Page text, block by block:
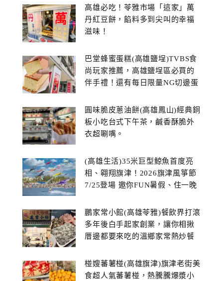
高雄必吃！苓雅市場「這家」萬
丹紅豆餅，餡料多到尖叫的幸福
滋味！
巴堂蜂蜜蛋糕(高雄鹽埕)TVBS食
尚玩家推薦，高雄鹽埕區必買的
伴手禮！還有每日限量NG切邊蛋
圓味脆皮蔥油餅(高雄鳳山)經典銅
板小吃台式下午茶，鹹香酥脆外
衣超唰嘴。
(高雄生活)35米巨型鯨魚首度亮
相、翱翔旗津！2026旗津風箏節
7/25登場 邀你FUN暑假、住一晚
鵬家常小館(高雄苓雅)餐飲界打滾
多年後白手起家創業，讓你相揪
厝邊都要來吃的溫鄉家常熱炒餐
椪嫂蕃薯椪(高雄旗津)旗津老街美
食超人氣蕃薯椪，熱騰騰爆漿小